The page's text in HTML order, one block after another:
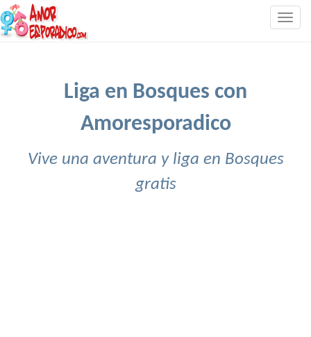
Liga en Bosques con
Amoresporadico
Vive una aventura y liga en Bosques
gratis